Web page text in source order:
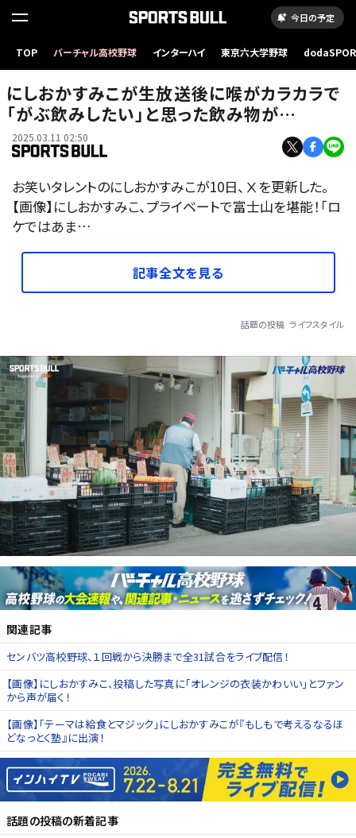
今日の予定
TOP バーチャル高校野球 インターハイ 東京六大学野球
にしおかすみこが生放送後に喉がカラカラで
「がぶ飲みしたい」と思った飲み物が…
2025.03.11 02:50
お笑いタレントのにしおかすみこが10日、Ⅹを更新した。
【画像】にしおかすみこ、プライベートで富士山を堪能！「ロ
ケではあま…
記事全文を見る
話題の投稿 ライフスタイル
関連記事
センバツ高校野球、１回戦から決勝まで全31試合をライブ配信！
【画像】にしおかすみこ、投稿した写真に「オレンジの衣装かわいい」とファン
から声が届く！
【画像】「テーマは給食とマジック」にしおかすみこが『もしもで考えるなるほ
どなっとく塾』に出演！
話題の投稿の新着記事